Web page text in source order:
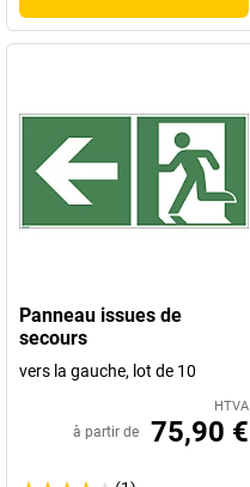
Panneau issues de
secours
vers la gauche, lot de 10
HTVA
à partir de 75,90 €